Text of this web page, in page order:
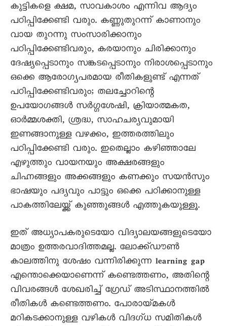
കുട്ടികളെ ക്ഷമ, സാവകാശം എന്നിവ ആദ്യം
പഠിപ്പിക്കേണ്ടി വരും. കണ്ണുതുറന്ന് കാണാനും
വായ തുറന്നു സംസാരിക്കാനും
പഠിപ്പിക്കേണ്ടിവരും, കരയാനും ചിരിക്കാനും
ദേഷ്യപ്പെടാനും സങ്കടപ്പെടാനും നിരാശപ്പെടാനും
ഒക്കെ ആരോഗ്യപരമായ രീതികളുണ്ട് എന്നത്
പഠിപ്പിക്കേണ്ടിവരും; തലച്ചോറിന്റെ
ഉപയോഗങ്ങൾ സർഗ്ഗശേഷി, ക്രിയാത്മകത,
ഓർമ്മശക്തി, ശ്രദ്ധ, സാഹചര്യവുമായി
ഇണങ്ങാനുള്ള വഴക്കം, ഇത്തരത്തിലും
പഠിപ്പിക്കേണ്ടി വരും. ഇതെല്ലാം കഴിഞ്ഞാലേ
എഴുത്തും വായനയും അക്ഷരങ്ങളും
ചിഹ്നങ്ങളും അക്കങ്ങളും കണക്കും സയൻസും
ഭാഷയും പദ്യവും പാട്ടും ഒക്കെ പഠിക്കാനുള്ള
പാകത്തിലേയ്ക്ക് കുഞ്ഞുങ്ങൾ എത്തുകയുള്ളൂ.
ഇത് അധ്യാപകരുടെയോ വിദ്യാലയങ്ങളുടെയോ
മാത്രം ഉത്തരവാദിത്തമല്ല. ലോക്ക്ഡൗൺ
കാലത്തിനു ശേഷം വന്നിരിക്കുന്ന learning gap
എന്തൊക്കെയാണെന്ന് കണ്ടെത്തണം, അതിന്റെ
വിവരങ്ങൾ ശേഖരിച്ച് ഗ്രേഡ് അടിസ്ഥാനത്തിൽ
രീതികൾ കണ്ടെത്തണം. പോരായ്മകൾ
മറികടക്കാനുള്ള വഴികൾ വിദഗ്ധ സമിതികൾ